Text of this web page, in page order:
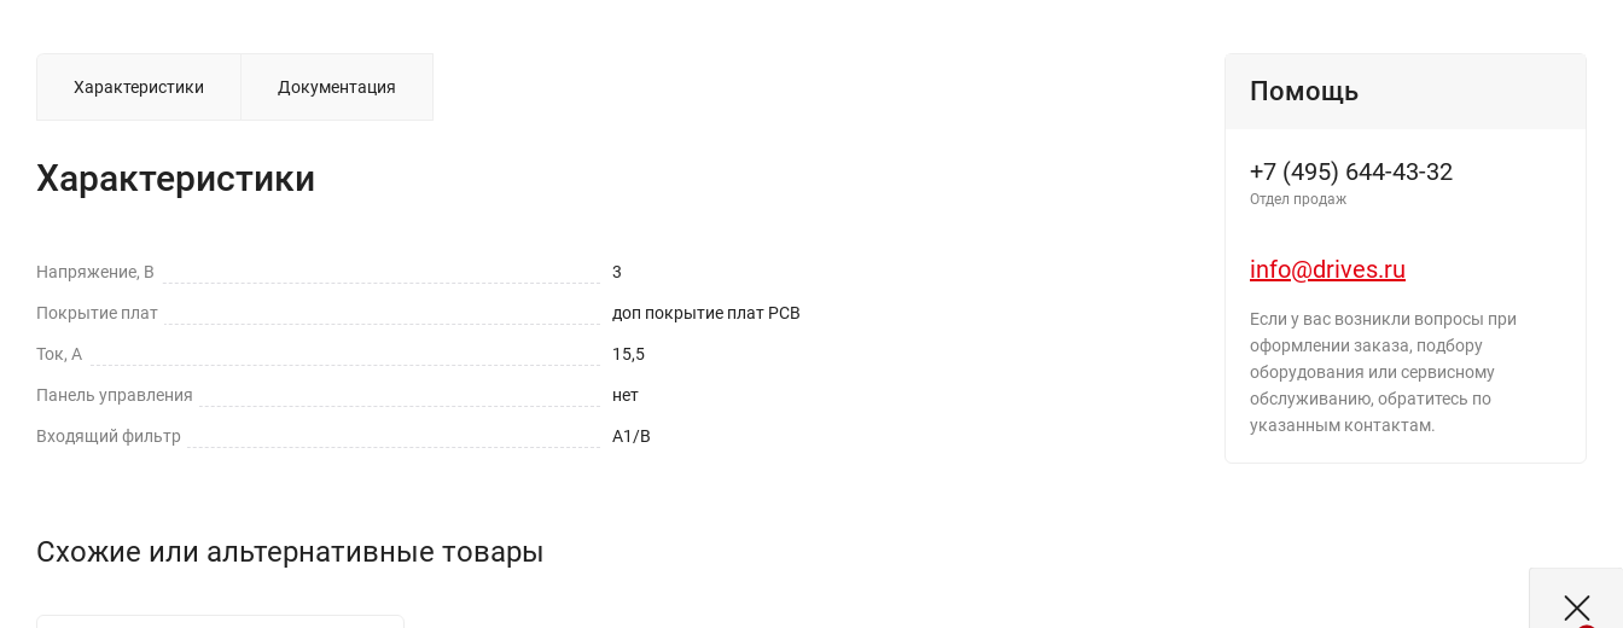
Характеристики Документация
Характеристики
Напряжение, В 3
Покрытие плат доп покрытие плат РСВ
Ток, А 15,5
Панель управления нет
Входящий фильтр А1/В
Схожие или альтернативные товары
Помощь
+7 (495) 644-43-32
Отдел продаж
info@drives.ru
Если у вас возникли вопросы при
оформлении заказа, подбору
оборудования или сервисному
обслуживанию, обратитесь по
указанным контактам.